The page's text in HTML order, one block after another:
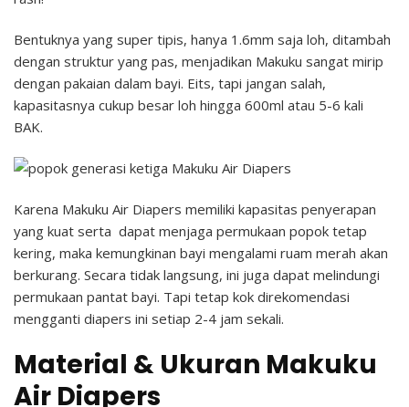
Bentuknya yang super tipis, hanya 1.6mm saja loh, ditambah
dengan struktur yang pas, menjadikan Makuku sangat mirip
dengan pakaian dalam bayi. Eits, tapi jangan salah,
kapasitasnya cukup besar loh hingga 600ml atau 5-6 kali
BAK.
Karena Makuku Air Diapers memiliki kapasitas penyerapan
yang kuat serta dapat menjaga permukaan popok tetap
kering, maka kemungkinan bayi mengalami ruam merah akan
berkurang. Secara tidak langsung, ini juga dapat melindungi
permukaan pantat bayi. Tapi tetap kok direkomendasi
mengganti diapers ini setiap 2-4 jam sekali.
Material & Ukuran Makuku
Air Diapers